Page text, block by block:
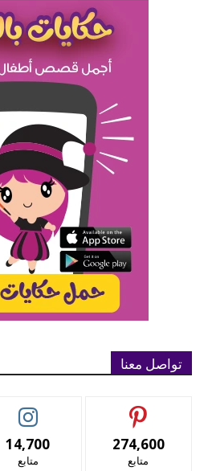
تواصل معنا
14,700
متابع
274,600
متابع